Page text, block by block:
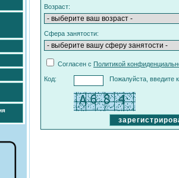
Возраст:
Сфера занятости:
Согласен с Политикой
Код: Пожалуйста, введите